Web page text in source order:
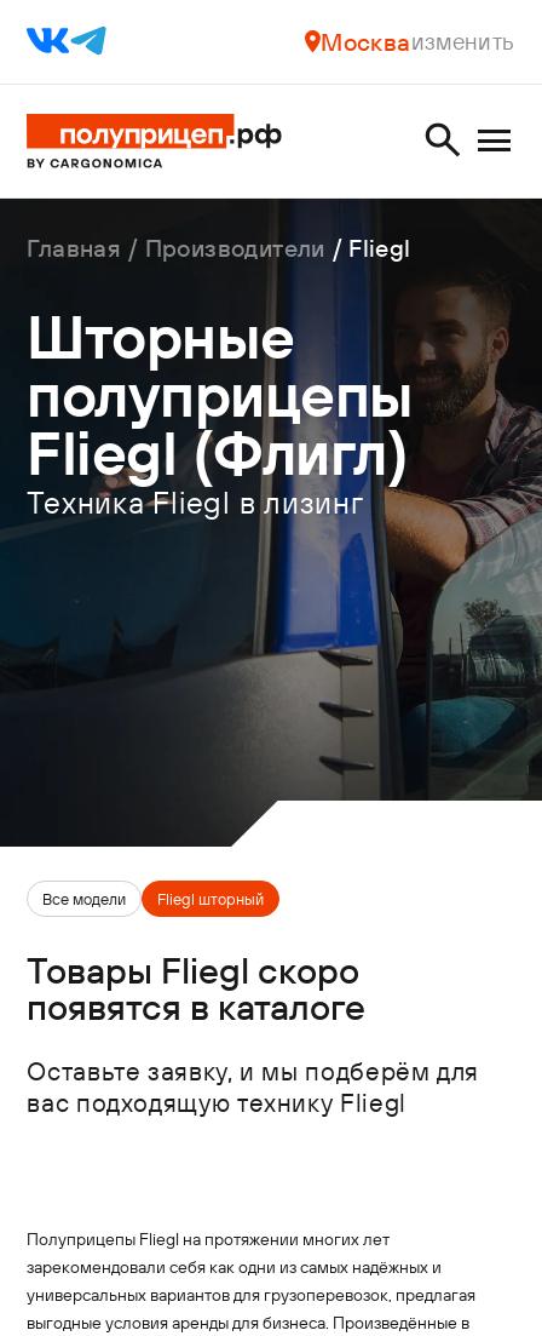
Москваизменить
Главная Производители Fliegl
Шторные
полуприцепы
Fliegl (Флигл)
Техника Fliegl в лизинг
Все модели Fliegl шторный
Товары Fliegl скоро
появятся в каталоге
Оставьте заявку, и мы подберём для
вас подходящую технику Fliegl
Полуприцепы Fliegl на протяжении многих лет
зарекомендовали себя как одни из самых надёжных и
универсальных вариантов для грузоперевозок, предлагая
выгодные условия аренды для бизнеса. Произведённые в